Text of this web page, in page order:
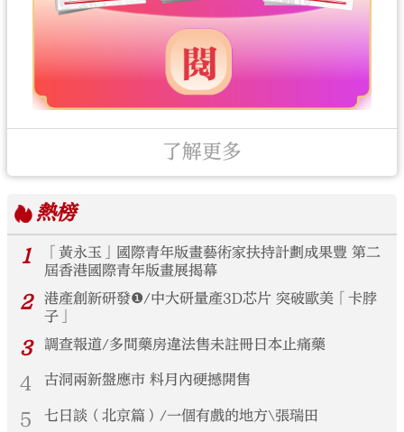
了解更多
熱榜
1
「黃永玉」國際青年版畫藝術家扶持計劃成果豐 第二
屆香港國際青年版畫展揭幕
2
港產創新研發❶/中大研量產3D芯片 突破歐美「卡脖
子」
3 調查報道/多間藥房違法售未註冊日本止痛藥
4 古洞兩新盤應市 料月內硬撼開售
5 七日談（北京篇）/一個有戲的地方\張瑞田